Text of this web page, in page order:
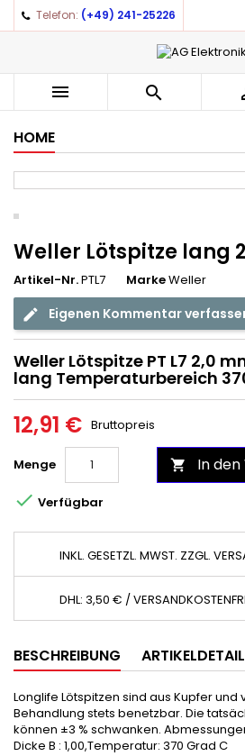
Telefon: (+49) 241-25226
 
HOME
Weller Lötspitze lang
Artikel-Nr.PTL7 MarkeWeller
Eigenen Kommentar
Weller Lötspitze PT L7 2,0
lang Temperaturbereich
12,91 € Bruttopreis
Menge  In
 Verfügbar
INKL. GESETZL. MWST. ZZGL.
DHL: 3,50 € /
BESCHREIBUNG
Longlife Lötspitzen sind aus Kupfer und
Behandlung stets benetzbar. Die
können ±3 % schwanken.
Dicke B : 1,00,Temperatur: 370 Grad C
Auf meine
((title))
((label))
((cancelText))
Anmelden
You need to be logged in to
wishlist.
((cancelText))